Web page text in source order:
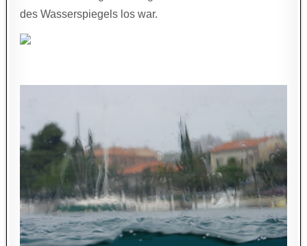
des Wasserspiegels los war.